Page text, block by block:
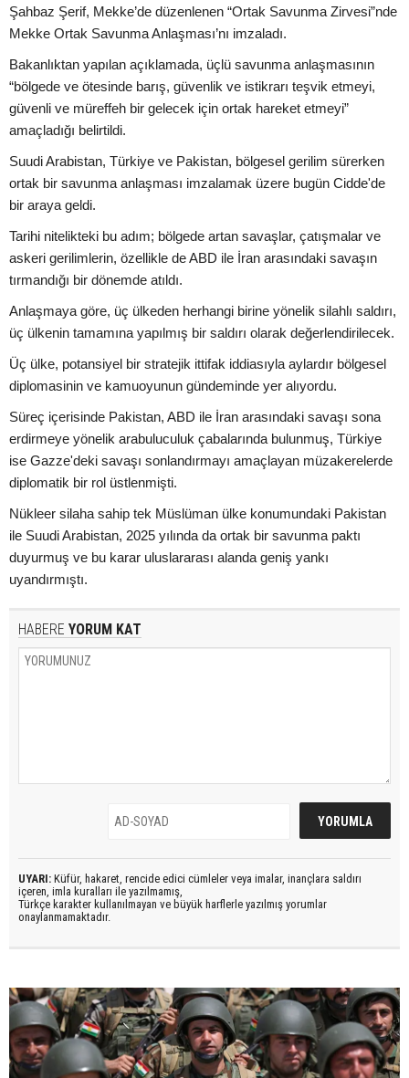
Şahbaz Şerif, Mekke’de düzenlenen “Ortak Savunma Zirvesi”nde
Mekke Ortak Savunma Anlaşması’nı imzaladı.
Bakanlıktan yapılan açıklamada, üçlü savunma anlaşmasının
“bölgede ve ötesinde barış, güvenlik ve istikrarı teşvik etmeyi,
güvenli ve müreffeh bir gelecek için ortak hareket etmeyi”
amaçladığı belirtildi.
Suudi Arabistan, Türkiye ve Pakistan, bölgesel gerilim sürerken
ortak bir savunma anlaşması imzalamak üzere bugün Cidde'de
bir araya geldi.
Tarihi nitelikteki bu adım; bölgede artan savaşlar, çatışmalar ve
askeri gerilimlerin, özellikle de ABD ile İran arasındaki savaşın
tırmandığı bir dönemde atıldı.
Anlaşmaya göre, üç ülkeden herhangi birine yönelik silahlı saldırı,
üç ülkenin tamamına yapılmış bir saldırı olarak değerlendirilecek.
Üç ülke, potansiyel bir stratejik ittifak iddiasıyla aylardır bölgesel
diplomasinin ve kamuoyunun gündeminde yer alıyordu.
Süreç içerisinde Pakistan, ABD ile İran arasındaki savaşı sona
erdirmeye yönelik arabuluculuk çabalarında bulunmuş, Türkiye
ise Gazze'deki savaşı sonlandırmayı amaçlayan müzakerelerde
diplomatik bir rol üstlenmişti.
Nükleer silaha sahip tek Müslüman ülke konumundaki Pakistan
ile Suudi Arabistan, 2025 yılında da ortak bir savunma paktı
duyurmuş ve bu karar uluslararası alanda geniş yankı
uyandırmıştı.
HABERE YORUM KAT
UYARI: Küfür, hakaret, rencide edici cümleler veya imalar, inançlara saldırı
içeren, imla kuralları ile yazılmamış,
Türkçe karakter kullanılmayan ve büyük harflerle yazılmış yorumlar
onaylanmamaktadır.